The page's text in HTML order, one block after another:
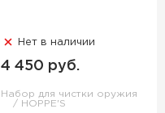
Нет в наличии
4 450 руб.
Набор для чистки оружия
HOPPE'S